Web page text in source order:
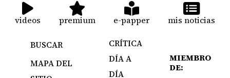
videos premium e-papper mis noticias
BUSCAR
MAPA DEL
CRÍTICA
DÍA A
DÍA
MIEMBRO
DE: